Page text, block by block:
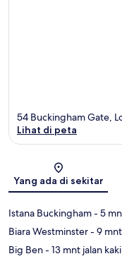
54 Buckingham Gate,
Lihat di peta
Yang ada di sekitar
Istana Buckingham- 5
Biara Westminster- 9
Big Ben- 13 mnt jalan kaki